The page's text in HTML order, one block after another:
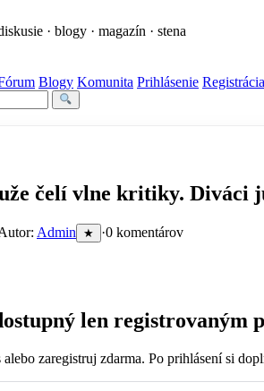
· blogy · magazín · stena
Blogy Komunita Prihlásenie Registrácia
čelí vlne kritiky. Diváci
Admin ★ ·0 komentárov
len registrovaným
zaregistruj zdarma. Po prihlásení si